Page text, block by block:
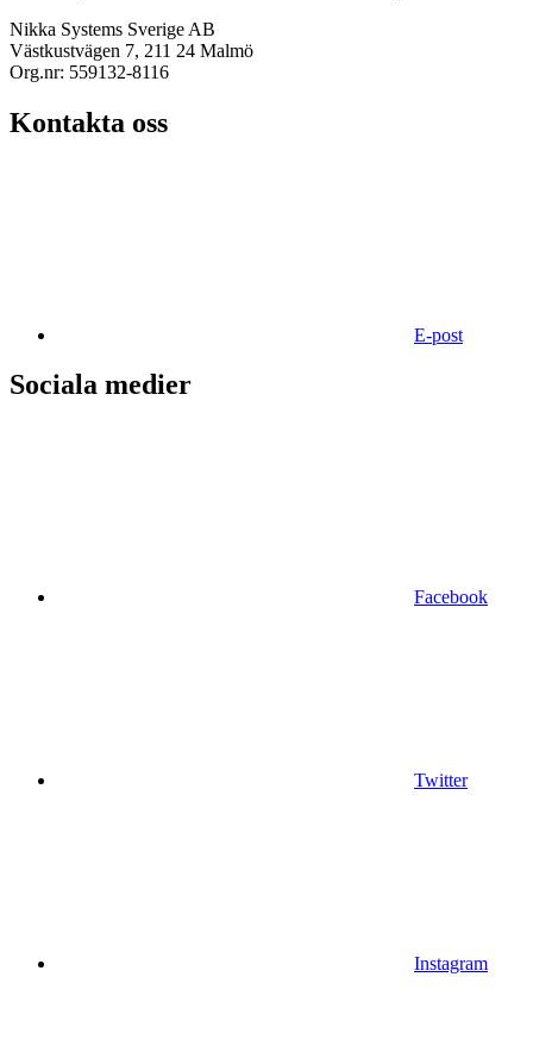
Nikka Systems Sverige AB
Västkustvägen 7, 211 24 Malmö
Org.nr: 559132-8116
Kontakta oss
E-post
Sociala medier
Facebook
Twitter
Instagram